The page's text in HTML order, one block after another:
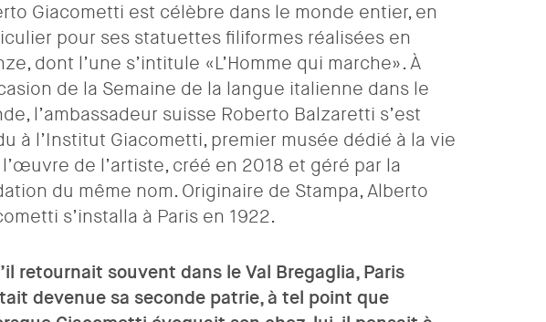
Giacometti est célèbre dans le monde entier, en
pour ses statuettes filiformes réalisées en
dont l’une s’intitule «L’Homme qui marche». À
de la Semaine de la langue italienne dans le
l’ambassadeur suisse Roberto Balzaretti s’est
à l’Institut Giacometti, premier musée dédié à la vie
de l’artiste, créé en 2018 et géré par la
du même nom. Originaire de Stampa, Alberto
s’installa à Paris en 1922.
retournait souvent dans le Val Bregaglia, Paris
devenue sa seconde patrie, à tel point que